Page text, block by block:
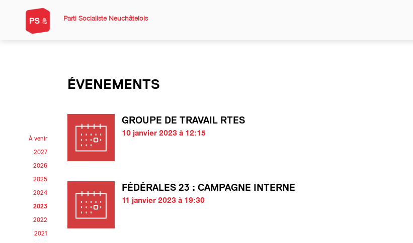
Parti Socialiste Neuchâtelois
À venir
2027
2026
2025
2024
2023
2022
2021
ÉVENEMENTS
GROUPE DE TRAVAIL RTES
10 janvier 2023 à 12:15
FÉDÉRALES 23 : CAMPAGNE INTERNE
11 janvier 2023 à 19:30